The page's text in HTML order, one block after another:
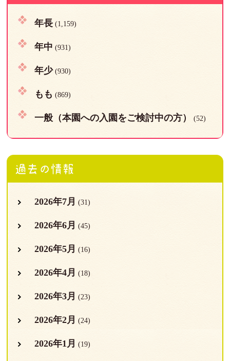
年長(1,159)
年中 (931)
年少(930)
もも (869)
一般（本園への入園をご検討中の方） (52)
過去の情報
2026年7月 (31)
2026年6月 (45)
2026年5月 (16)
2026年4月 (18)
2026年3月 (23)
2026年2月 (24)
2026年1月 (19)